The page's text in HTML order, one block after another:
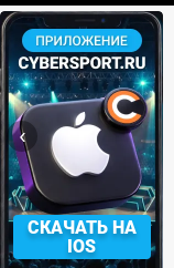
СКАЧАТЬ НА
IOS
‹